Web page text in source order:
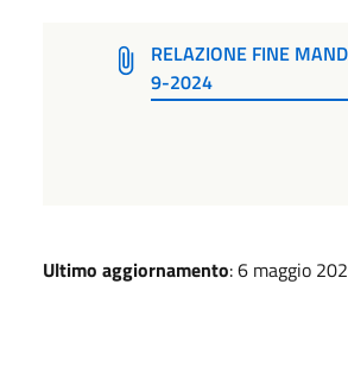
RELAZIONE FINE
9-2024
Ultimo aggiornamento: 6 maggio